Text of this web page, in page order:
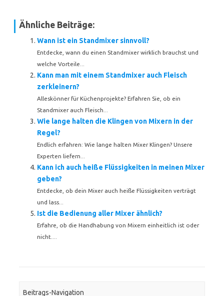
Ähnliche Beiträge:
Wann ist ein Standmixer sinnvoll?
Entdecke, wann du einen Standmixer wirklich brauchst und
welche Vorteile...
Kann man mit einem Standmixer auch Fleisch
zerkleinern?
Alleskönner für Küchenprojekte? Erfahren Sie, ob ein
Standmixer auch Fleisch...
Wie lange halten die Klingen von Mixern in der
Regel?
Endlich erfahren: Wie lange halten Mixer Klingen? Unsere
Experten liefern...
Kann ich auch heiße Flüssigkeiten in meinen Mixer
geben?
Entdecke, ob dein Mixer auch heiße Flüssigkeiten verträgt
und lass...
Ist die Bedienung aller Mixer ähnlich?
Erfahre, ob die Handhabung von Mixern einheitlich ist oder
nicht....
Beitrags-Navigation